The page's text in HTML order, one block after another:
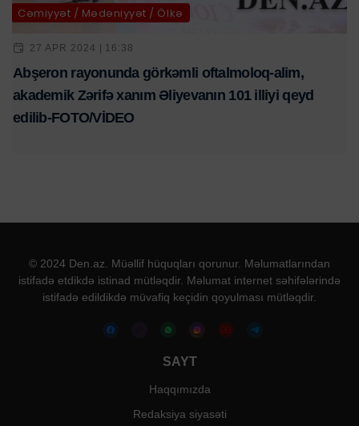
Cəmiyyət / Mədəniyyət / Ölkə
27 APR 2024 | 16:38
Abşeron rayonunda görkəmli oftalmoloq-alim,
akademik Zərifə xanım Əliyevanın 101 illiyi qeyd
edilib-FOTO/VİDEO
© 2024 Den.az. Müəllif hüquqları qorunur. Məlumatlarından
istifadə etdikdə istinad mütləqdir. Məlumat internet səhifələrində
istifadə edildikdə müvafiq keçidin qoyulması mütləqdir.
SAYT
Haqqımızda
Redaksiya siyasəti